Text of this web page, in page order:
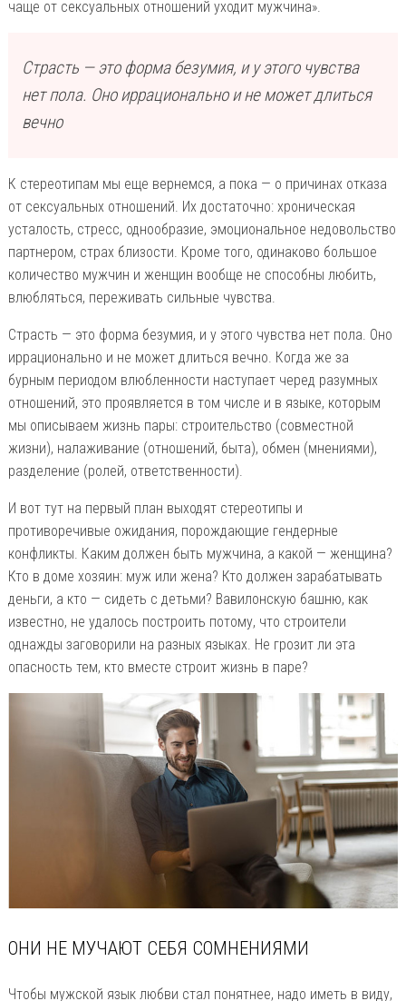
чаще от сексуальных отношений уходит мужчина».
Страсть — это форма безумия, и у этого чувства
нет пола. Оно иррационально и не может длиться
вечно
К стереотипам мы еще вернемся, а пока — о причинах отказа
от сексуальных отношений. Их достаточно: хроническая
усталость, стресс, однообразие, эмоциональное недовольство
партнером, страх близости. Кроме того, одинаково большое
количество мужчин и женщин вообще не способны любить,
влюбляться, переживать сильные чувства.
Страсть — это форма безумия, и у этого чувства нет пола. Оно
иррационально и не может длиться вечно. Когда же за
бурным периодом влюбленности наступает черед разумных
отношений, это проявляется в том числе и в языке, которым
мы описываем жизнь пары: строительство (совместной
жизни), налаживание (отношений, быта), обмен (мнениями),
разделение (ролей, ответственности).
И вот тут на первый план выходят стереотипы и
противоречивые ожидания, порождающие гендерные
конфликты. Каким должен быть мужчина, а какой — женщина?
Кто в доме хозяин: муж или жена? Кто должен зарабатывать
деньги, а кто — сидеть с детьми? Вавилонскую башню, как
известно, не удалось построить потому, что строители
однажды заговорили на разных языках. Не грозит ли эта
опасность тем, кто вместе строит жизнь в паре?
ОНИ НЕ МУЧАЮТ СЕБЯ СОМНЕНИЯМИ
Чтобы мужской язык любви стал понятнее, надо иметь в виду,